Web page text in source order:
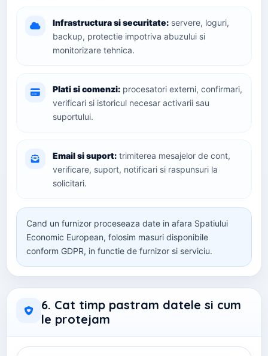
Infrastructura si securitate: servere, loguri,
backup, protectie impotriva abuzului si
monitorizare tehnica.
Plati si comenzi: procesatori externi, confirmari,
verificari si istoricul necesar activarii sau
suportului.
Email si suport: trimiterea mesajelor de cont,
verificare, suport, notificari si raspunsuri la
solicitari.
Cand un furnizor proceseaza date in afara Spatiului
Economic European, folosim masuri disponibile
conform GDPR, in functie de furnizor si serviciu.
6. Cat timp pastram datele si cum
le protejam